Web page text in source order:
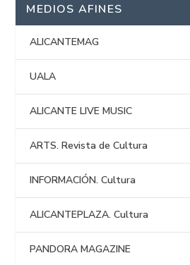
MEDIOS AFINES
ALICANTEMAG
UALA
ALICANTE LIVE MUSIC
ARTS. Revista de Cultura
INFORMACIÓN. Cultura
ALICANTEPLAZA. Cultura
PANDORA MAGAZINE